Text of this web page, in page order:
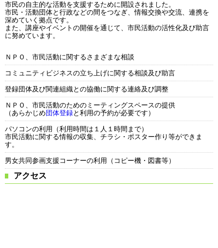
市民の自主的な活動を支援するために開設されました。
市民・活動団体と行政などの間をつなぎ、情報交換や交流、連携を
深めていく拠点です。
また、講座やイベントの開催を通じて、市民活動の活性化及び助言
に努めています。
ＮＰＯ、市民活動に関するさまざまな相談
コミュニティビジネスの立ち上げに関する相談及び助言
登録団体及び関連組織との協働に関する連絡及び調整
ＮＰＯ、市民活動のためのミーティングスペースの提供
（あらかじめ団体登録と利用の予約が必要です）
パソコンの利用（利用時間は１人１時間まで）
市民活動に関する情報の収集、チラシ・ポスター作り等ができま
す。
男女共同参画支援コーナーの利用（コピー機・図書等）
アクセス